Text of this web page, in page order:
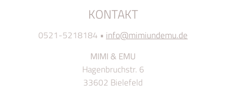
KONTAKT
0521-5218184 • info@mimiundemu.de
MIMI & EMU
Hagenbruchstr. 6
33602 Bielefeld